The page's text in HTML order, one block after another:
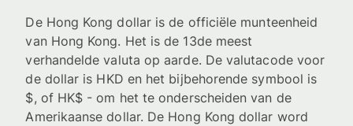
De Hong Kong dollar is de officiële munteenheid
van Hong Kong. Het is de 13de meest
verhandelde valuta op aarde. De valutacode voor
de dollar is HKD en het bijbehorende symbool is
$, of HK$ - om het te onderscheiden van de
Amerikaanse dollar. De Hong Kong dollar word